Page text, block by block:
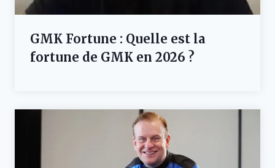
GMK Fortune : Quelle est la
fortune de GMK en 2026 ?